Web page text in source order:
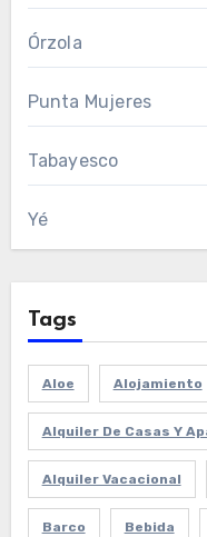
Órzola
Punta Mujeres
Tabayesco
Yé
Tags
Aloe Alojamiento
Alquiler De Casas Y
Alquiler Vacacional
Barco Bebida